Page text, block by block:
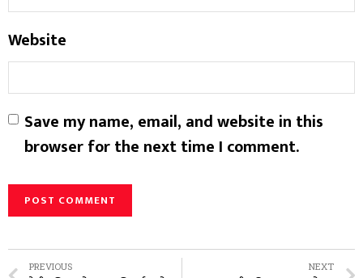
Website
Save my name, email, and website in this
browser for the next time I comment.
PREVIOUS NEXT